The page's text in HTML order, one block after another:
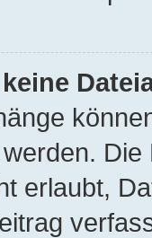
erlaubt,